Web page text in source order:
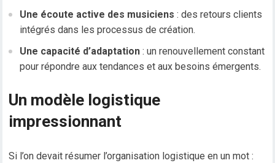
Une écoute active des musiciens : des retours clients
intégrés dans les processus de création.
Une capacité d’adaptation : un renouvellement constant
pour répondre aux tendances et aux besoins émergents.
Un modèle logistique
impressionnant
Si l’on devait résumer l’organisation logistique en un mot :